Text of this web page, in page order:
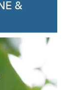
&